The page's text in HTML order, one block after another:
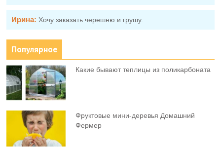
Ирина: Хочу заказать черешню и грушу.
Популярное
Какие бывают теплицы из поликарбоната
Фруктовыe мини-деревья Домашний
Фермер